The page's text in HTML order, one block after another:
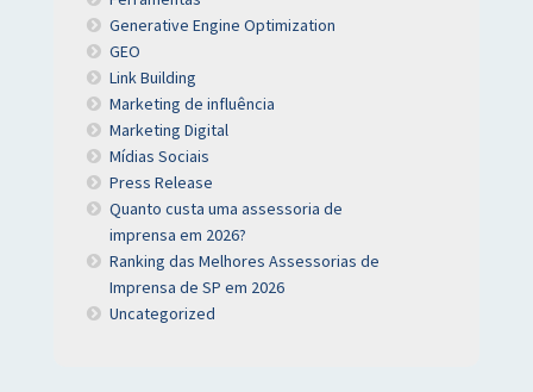
Generative Engine Optimization
GEO
Link Building
Marketing de influência
Marketing Digital
Mídias Sociais
Press Release
Quanto custa uma assessoria de
imprensa em 2026?
Ranking das Melhores Assessorias de
Imprensa de SP em 2026
Uncategorized